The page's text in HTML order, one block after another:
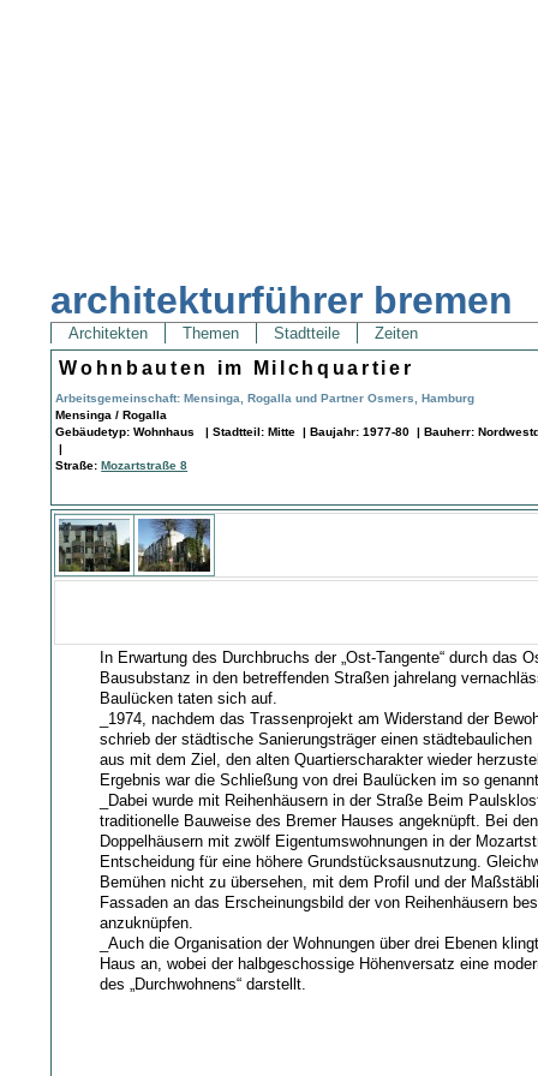
architekturführer bremen
Architekten Themen Stadtteile Zeiten
Wohnbauten im Milchquartier
Arbeitsgemeinschaft: Mensinga, Rogalla und Partner Osmers, Hamburg
Mensinga / Rogalla
Gebäudetyp: Wohnhaus | Stadtteil: Mitte | Baujahr: 1977-80 | Bauherr:
|
Straße:Mozartstraße 8
In Erwartung des Durchbruchs der „Ost-Tangente“ durch das
Bausubstanz in den betreffenden Straßen jahrelang
Baulücken taten sich auf.
_1974, nachdem das Trassenprojekt am Widerstand der
schrieb der städtische Sanierungsträger einen städtebaulichen
aus mit dem Ziel, den alten Quartierscharakter wieder
Ergebnis war die Schließung von drei Baulücken im so
_Dabei wurde mit Reihenhäusern in der Straße Beim
traditionelle Bauweise des Bremer Hauses angeknüpft. Bei
Doppelhäusern mit zwölf Eigentumswohnungen in der
Entscheidung für eine höhere Grundstücksausnutzung.
Bemühen nicht zu übersehen, mit dem Profil und der
Fassaden an das Erscheinungsbild der von Reihenhäusern
anzuknüpfen.
_Auch die Organisation der Wohnungen über drei Ebenen
Haus an, wobei der halbgeschossige Höhenversatz eine
des „Durchwohnens“ darstellt.